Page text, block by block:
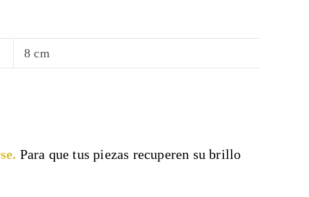
8 cm
Para que tus piezas recuperen su brillo